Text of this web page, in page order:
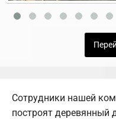
Сотрудники нашей
построят деревянный